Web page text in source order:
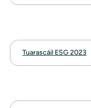
Tuarascáil ESG 2023